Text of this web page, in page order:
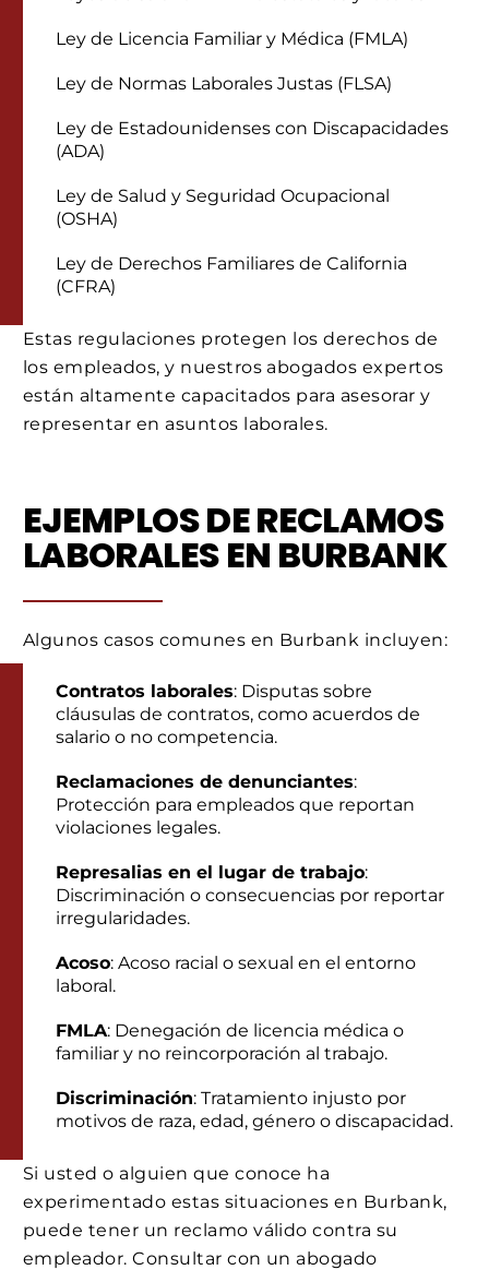
Ley de Licencia Familiar y Médica (FMLA)
Ley de Normas Laborales Justas (FLSA)
Ley de Estadounidenses con Discapacidades
(ADA)
Ley de Salud y Seguridad Ocupacional
(OSHA)
Ley de Derechos Familiares de California
(CFRA)
Estas regulaciones protegen los derechos de
los empleados, y nuestros abogados expertos
están altamente capacitados para asesorar y
representar en asuntos laborales.
EJEMPLOS DE RECLAMOS
LABORALES EN BURBANK
Algunos casos comunes en Burbank incluyen:
Contratos laborales: Disputas sobre
cláusulas de contratos, como acuerdos de
salario o no competencia.
Reclamaciones de denunciantes:
Protección para empleados que reportan
violaciones legales.
Represalias en el lugar de trabajo:
Discriminación o consecuencias por reportar
irregularidades.
Acoso: Acoso racial o sexual en el entorno
laboral.
FMLA: Denegación de licencia médica o
familiar y no reincorporación al trabajo.
Discriminación: Tratamiento injusto por
motivos de raza, edad, género o discapacidad.
Si usted o alguien que conoce ha
experimentado estas situaciones en Burbank,
puede tener un reclamo válido contra su
empleador. Consultar con un abogado